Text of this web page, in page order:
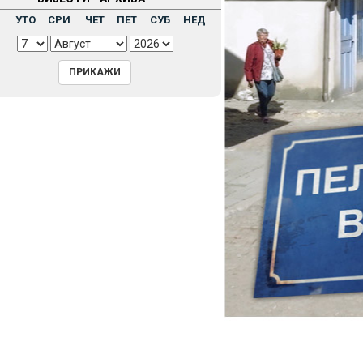
УТО СРИ ЧЕТ ПЕТ СУБ НЕД